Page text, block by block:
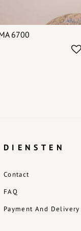
6700
DIENSTEN
Contact
FAQ
Payment And Delivery